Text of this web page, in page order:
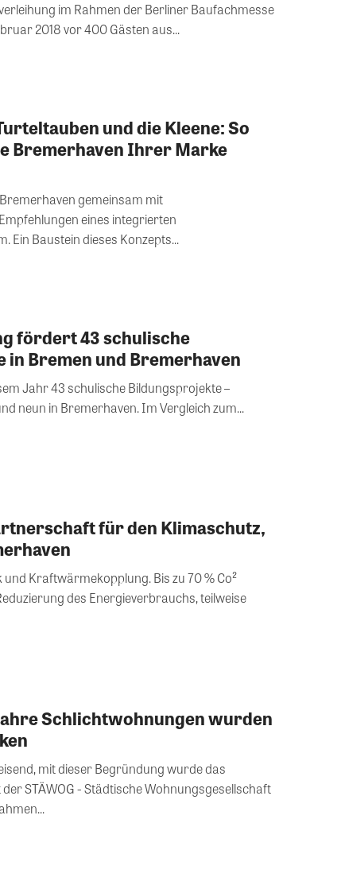
im Rahmen der Berliner Baufachmesse
2018 vor 400 Gästen aus...
und die Kleene: So
Bremerhaven Ihrer Marke
gemeinsam mit
eines integrierten
Ein Baustein dieses Konzepts...
fördert 43 schulische
Bremen und Bremerhaven
Jahr 43 schulische Bildungsprojekte –
neun in Bremerhaven. Im Vergleich zum...
für den Klimaschutz,
Kraftwärmekopplung. Bis zu 70 % Co²
des Energieverbrauchs, teilweise
Schlichtwohnungen wurden
mit dieser Begründung wurde das
STÄWOG - Städtische Wohnungsgesellschaft